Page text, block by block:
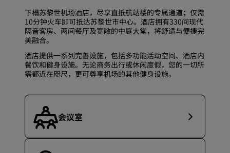
下榻苏黎世机场酒店，尽享直抵航站楼的专属通道；仅需
10分钟火车即可抵达苏黎世市中心。酒店拥有330间现代
隔音客房、两间餐厅及宽敞的中庭大堂，将舒适与便捷完
美融合。
酒店提供一系列完善设施，包括多功能活动空间、酒店内
餐饮和健身设施。无论商务出行或休闲度假，您的一切所
需都近在咫尺，更可尊享机场的其他健身设施。
会议室